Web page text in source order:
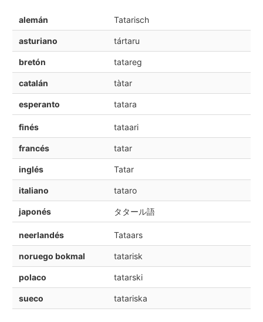
alemán Tatarisch
asturiano tártaru
bretón tatareg
catalán tàtar
esperanto tatara
finés tataari
francés tatar
inglés Tatar
italiano tataro
japonés タタール語
neerlandés Tataars
noruego bokmal tatarisk
polaco tatarski
sueco tatariska